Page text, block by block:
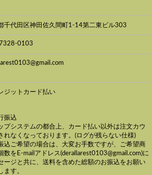
千代田区神田佐久間町1-14第二東ビル303
0103
ジットカード払い
振込
プシステムの都合上、カード払い以外は注文カウ
れなくなっております。(ログが残らない仕様)
込ご希望の場合は、大変お手数ですが、ご希望商
数をE-mailアドレス(derallarest0103@gmail.com)に
ージと共に、送料を含めた総額のお振込をお願い
ます。